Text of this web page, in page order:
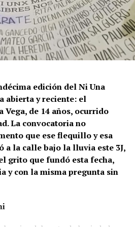
edición del Ni Una
abierta y reciente: el
de 14 años, ocurrido
La convocatoria no
que ese flequillo y esa
a la calle bajo la lluvia este 3J,
grito que fundó esta fecha,
y con la misma pregunta sin